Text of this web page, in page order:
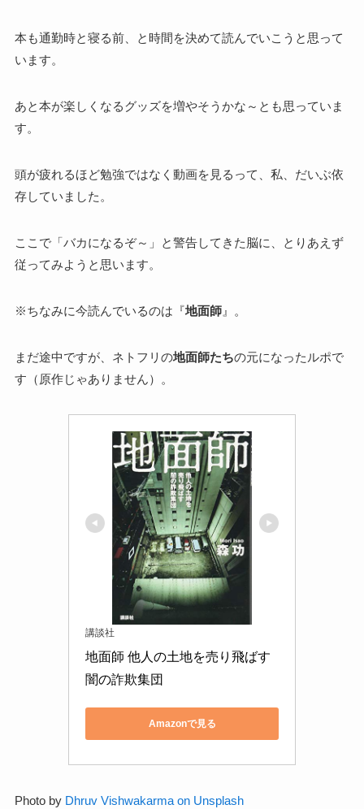
本も通勤時と寝る前、と時間を決めて読んでいこうと思って
います。
あと本が楽しくなるグッズを増やそうかな～とも思っていま
す。
頭が疲れるほど勉強ではなく動画を見るって、私、だいぶ依
存していました。
ここで「バカになるぞ～」と警告してきた脳に、とりあえず
従ってみようと思います。
※ちなみに今読んでいるのは『地面師』。
まだ途中ですが、ネトフリの地面師たちの元になったルポで
す（原作じゃありません）。
講談社
地面師 他人の土地を売り飛ばす
闇の詐欺集団
Amazonで見る
Photo by Dhruv Vishwakarma on Unsplash